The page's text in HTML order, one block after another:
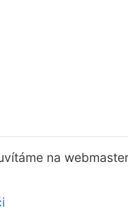
na webmaster